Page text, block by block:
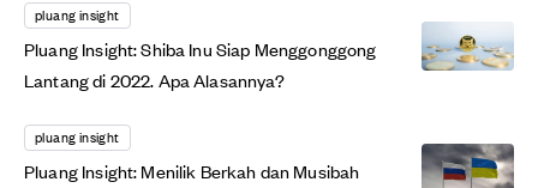
pluang insight
Pluang Insight: Shiba Inu Siap Menggonggong
Lantang di 2022. Apa Alasannya?
pluang insight
Pluang Insight: Menilik Berkah dan Musibah